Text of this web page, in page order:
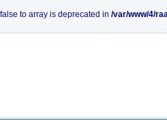
to array is deprecated in /var/www/4/